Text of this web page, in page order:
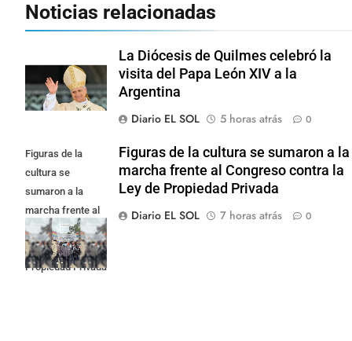
Noticias relacionadas
La Diócesis de Quilmes celebró la
visita del Papa León XIV a la
Argentina
Diario EL SOL
5 horas atrás 0
Figuras de la
cultura se
sumaron a la
marcha frente al
Congreso contra
la Ley de
Propiedad Privada
Figuras de la cultura se sumaron a la
marcha frente al Congreso contra la
Ley de Propiedad Privada
Diario EL SOL
7 horas atrás 0